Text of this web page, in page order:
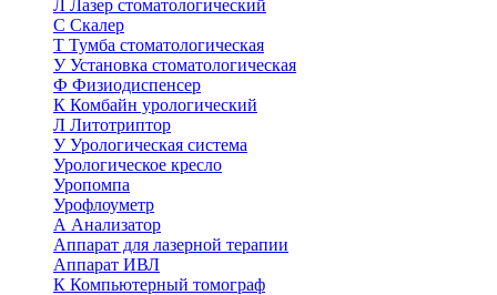
Л Лазер стоматологический
С Скалер
Т Тумба стоматологическая
УУстановка стоматологическая
Ф Физиодиспенсер
К Комбайн урологический
Л Литотриптор
УУрологическая система
Урологическое кресло
Уропомпа
Урофлоуметр
А Анализатор
Аппарат для лазерной терапии
Аппарат ИВЛ
К Компьютерный томограф